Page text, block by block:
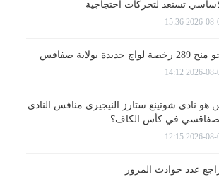
تستعد لتحركات احتجاجية
2026-08-07
رخصة لواج جديدة بولاية صفاقس
2026-08-07
هو نادي شوتينغ ستارز النيجيري منافس النادي
في كأس الكاف؟
2026-08-07
عدد حوادث المرور